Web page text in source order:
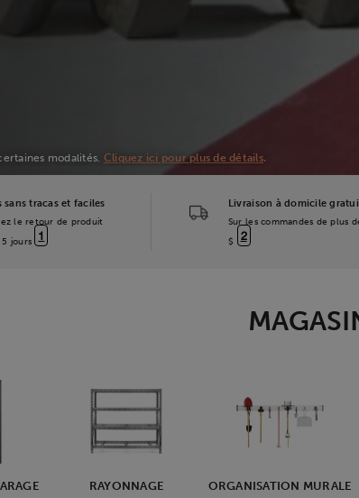
modalités. Cliquez ici pour plus de détails.
sans tracas et faciles
le retour de produit
5 jours 1
Livraison à domicile
Sur les commandes de plus
$
2
RAYONNAGE ORGANISATION MURALE